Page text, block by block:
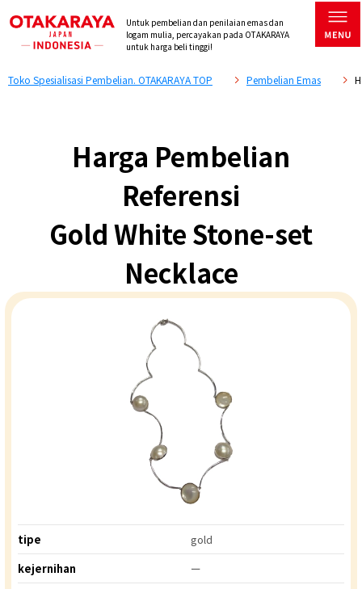
Untuk pembelian dan penilaian emas dan
logam mulia, percayakan pada OTAKARAYA
untuk harga beli tinggi!
Toko Spesialisasi Pembelian. OTAKARAYA TOP Pembelian Emas
Harga Pembelian
Referensi
Gold White Stone-set
Necklace
tipe
gold
kejernihan
ー